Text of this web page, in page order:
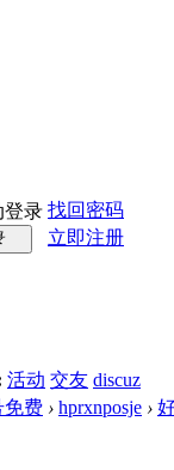
登录 找回密码
立即注册
活动 交友 discuz
免费 › hprxnposje ›